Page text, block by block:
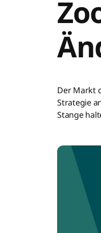
Der Markt
Strategie
Stange